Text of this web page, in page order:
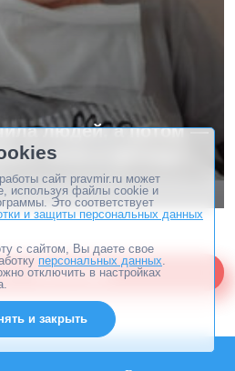
людей, а потом —
кома и месяцы
«Правмиру»
сайт pravmir.ru может
используя файлы cookie и
Это соответствует
и защиты персональных данных
с сайтом, Вы даете свое
персональных данных.
отключить в настройках
и закрыть